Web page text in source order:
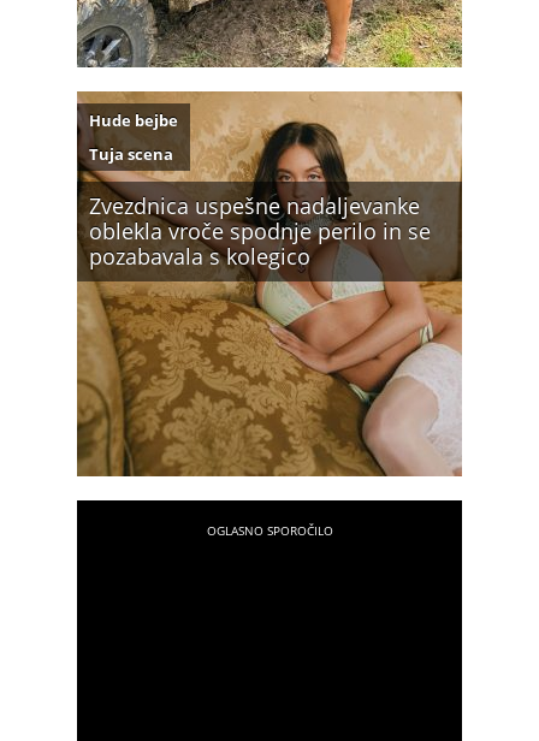
Zvezdnica uspešne nadaljevanke
oblekla vroče spodnje perilo in se
pozabavala s kolegico
Hude bejbe
Tuja scena